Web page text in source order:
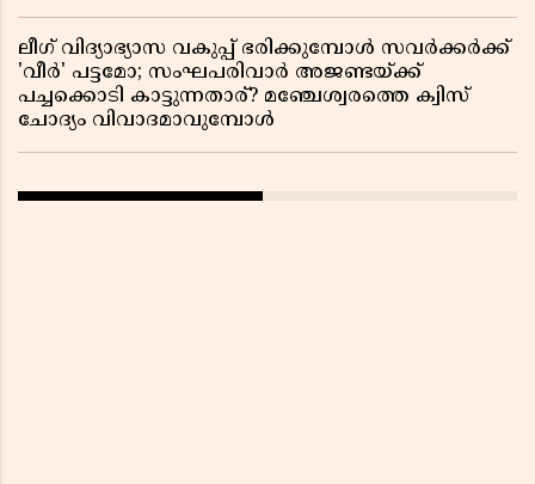
ലീഗ് വിദ്യാഭ്യാസ വകുപ്പ് ഭരിക്കുമ്പോൾ സവർക്കർക്ക്
'വീർ' പട്ടമോ; സംഘപരിവാർ അജണ്ടയ്ക്ക്
പച്ചക്കൊടി കാട്ടുന്നതാര്? മഞ്ചേശ്വരത്തെ ക്വിസ്
ചോദ്യം വിവാദമാവുമ്പോൾ